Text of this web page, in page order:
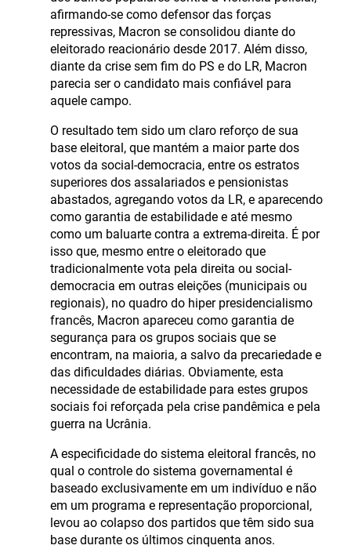
afirmando-se como defensor das forças
repressivas, Macron se consolidou diante do
eleitorado reacionário desde 2017. Além disso,
diante da crise sem fim do PS e do LR, Macron
parecia ser o candidato mais confiável para
aquele campo.
O resultado tem sido um claro reforço de sua
base eleitoral, que mantém a maior parte dos
votos da social-democracia, entre os estratos
superiores dos assalariados e pensionistas
abastados, agregando votos da LR, e aparecendo
como garantia de estabilidade e até mesmo
como um baluarte contra a extrema-direita. É por
isso que, mesmo entre o eleitorado que
tradicionalmente vota pela direita ou social-
democracia em outras eleições (municipais ou
regionais), no quadro do hiper presidencialismo
francês, Macron apareceu como garantia de
segurança para os grupos sociais que se
encontram, na maioria, a salvo da precariedade e
das dificuldades diárias. Obviamente, esta
necessidade de estabilidade para estes grupos
sociais foi reforçada pela crise pandêmica e pela
guerra na Ucrânia.
A especificidade do sistema eleitoral francês, no
qual o controle do sistema governamental é
baseado exclusivamente em um indivíduo e não
em um programa e representação proporcional,
levou ao colapso dos partidos que têm sido sua
base durante os últimos cinquenta anos.